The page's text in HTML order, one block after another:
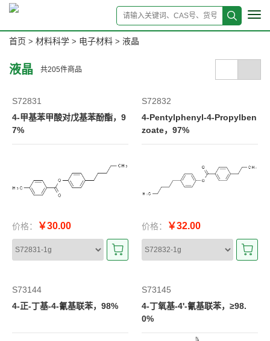
首页 > 材料科学 > 电子材料 > 液晶
液晶 共205件商品
S72831
4-甲基苯甲酸对戊基苯酚酯，9
7%
价格： ￥30.00
S72832
4-Pentylphenyl-4-Propylben
zoate，97%
价格： ￥32.00
S73144
4-正-丁基-4-氰基联苯，98%
S73145
4-丁氧基-4'-氰基联苯，≥98.
0%